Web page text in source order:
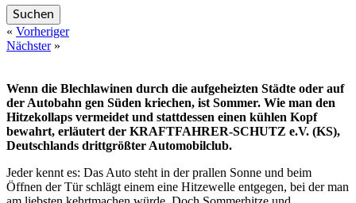
« Vorheriger
Nächster»
Wenn die Blechlawinen durch die aufgeheizten Städte oder auf
der Autobahn gen Süden kriechen, ist Sommer. Wie man den
Hitzekollaps vermeidet und stattdessen einen kühlen Kopf
bewahrt, erläutert der KRAFTFAHRER-SCHUTZ e.V. (KS),
Deutschlands drittgrößter Automobilclub.
Jeder kennt es: Das Auto steht in der prallen Sonne und beim
Öffnen der Tür schlägt einem eine Hitzewelle entgegen, bei der man